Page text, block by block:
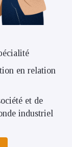
en relation
et de
industriel